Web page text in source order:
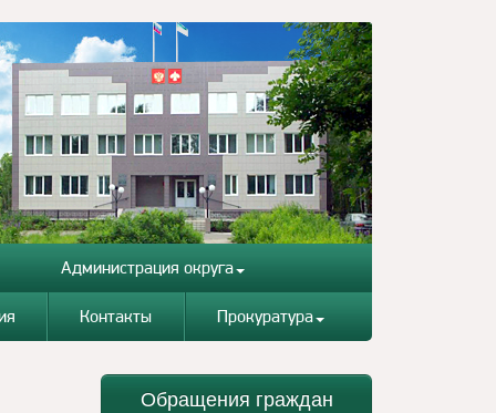
Администрация округа
Контакты Прокуратура
Обращения граждан